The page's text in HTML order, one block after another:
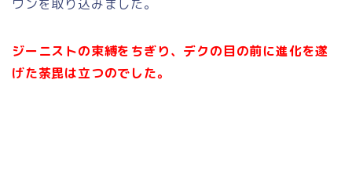
ワンを取り込みました。
ジーニストの束縛をちぎり、デクの目の前に進化を遂
げた荼毘は立つのでした。